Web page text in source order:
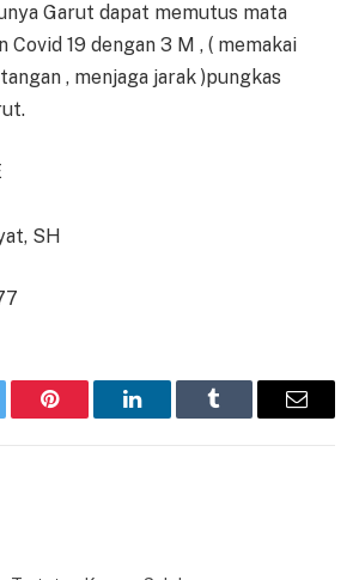
Garut dapat memutus mata
Covid 19 dengan 3 M , ( memakai
, menjaga jarak )pungkas
SH
Pinterest LinkedInTumblr Email